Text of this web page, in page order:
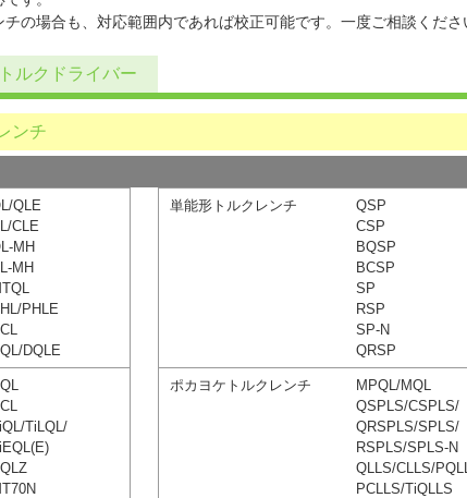
の場合も、対応範囲内であれば校正可能です。一度ご相談くださ
トルクドライバー
ンチ
QLE
CLE
MH
MH
PHLE
DQLE
TiLQL/
単能形トルクレンチ
QSP
CSP
BQSP
BCSP
SP
RSP
SP-N
QRSP
ポカヨケトルクレンチ
MPQL/MQL
QSPLS/CSPLS/
QRSPLS/SPLS/
RSPLS/SPLS-N
QLLS/CLLS/
PCLLS/TiQLLS